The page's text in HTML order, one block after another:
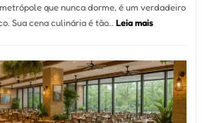
Vila
da
que nunca dorme, é um verdadeiro
Sua cena culinária é tão… Leia mais:
Melhores
Restaurantes
em
São